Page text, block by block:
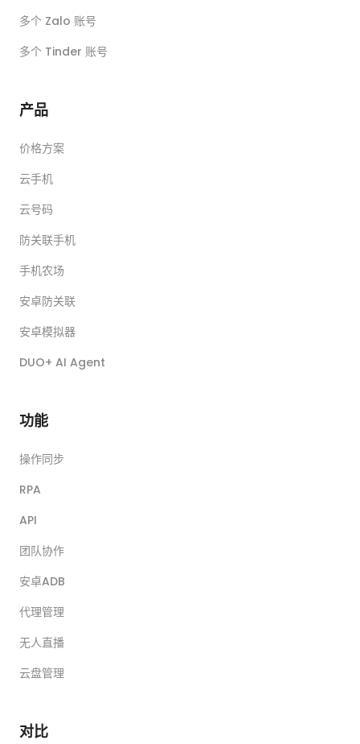
多个 Zalo 账号
多个 Tinder 账号
产品
价格方案
云手机
云号码
防关联手机
手机农场
安卓防关联
安卓模拟器
DUO+ AI Agent
功能
操作同步
RPA
API
团队协作
安卓ADB
代理管理
无人直播
云盘管理
对比